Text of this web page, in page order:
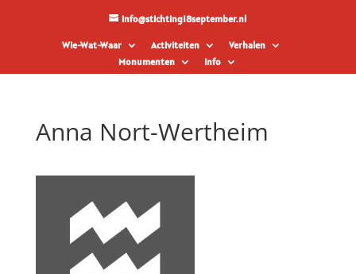
info@stichting18september.nl
Wie-Wat-Waar Activiteiten
Verhalen
Monumenten
Info
Anna Nort-Wertheim